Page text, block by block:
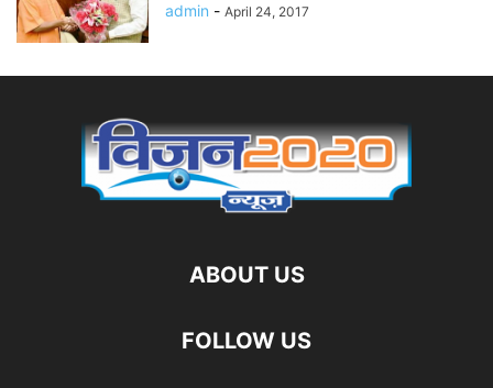
admin - April 24, 2017
ABOUT US
FOLLOW US